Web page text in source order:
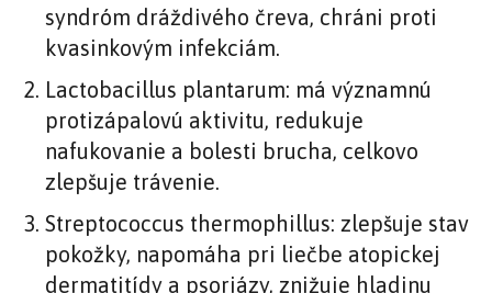
syndróm dráždivého čreva, chráni proti
kvasinkovým infekciám.
Lactobacillus plantarum: má významnú
protizápalovú aktivitu, redukuje
nafukovanie a bolesti brucha, celkovo
zlepšuje trávenie.
Streptococcus thermophillus: zlepšuje stav
pokožky, napomáha pri liečbe atopickej
dermatitídy a psoriázy, znižuje hladinu